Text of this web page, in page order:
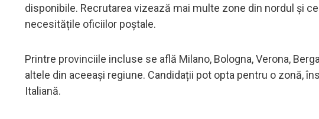
disponibile. Recrutarea vizează mai multe zone din nordul și
necesitățile oficiilor poștale.
Printre provinciile incluse se află Milano, Bologna, Verona,
altele din aceeași regiune. Candidații pot opta pentru o zonă,
Italiană.